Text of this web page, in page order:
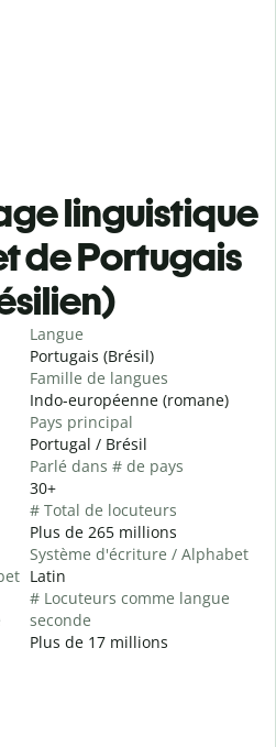
linguistique
de Portugais
Langue
Portugais (Brésil)
Famille de langues
Indo-européenne (romane)
Pays principal
Portugal / Brésil
Parlé dans # de pays
30+
# Total de locuteurs
Plus de 265 millions
Système d'écriture / Alphabet
Latin
# Locuteurs comme langue
seconde
Plus de 17 millions